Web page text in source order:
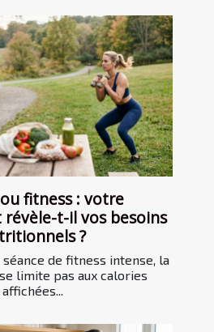
fitness : votre
t-il vos besoins
?
de fitness intense, la
limite pas aux calories
affichées...